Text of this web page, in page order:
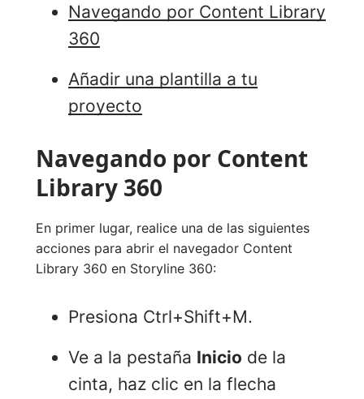
Navegando por Content Library
360
Añadir una plantilla a tu
proyecto
Navegando por Content
Library 360
En primer lugar, realice una de las siguientes
acciones para abrir el navegador Content
Library 360 en Storyline 360:
Presiona Ctrl+Shift+M.
Ve a la pestaña Inicio de la
cinta, haz clic en la flecha